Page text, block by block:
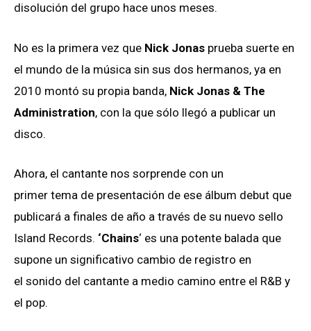
disolución del grupo hace unos meses.
No es la primera vez que Nick Jonas prueba suerte en
el mundo de la música sin sus dos hermanos, ya en
2010 montó su propia banda, Nick Jonas & The
Administration, con la que sólo llegó a publicar un
disco.
Ahora, el cantante nos sorprende con un
primer tema de presentación de ese álbum debut que
publicará a finales de año a través de su nuevo sello
Island Records. ‘Chains‘ es una potente balada que
supone un significativo cambio de registro en
el sonido del cantante a medio camino entre el R&B y
el pop.